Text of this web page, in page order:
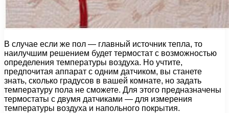
В случае если же пол — главный источник тепла, то
наилучшим решением будет термостат с возможностью
определения температуры воздуха. Но учтите,
предпочитая аппарат с одним датчиком, вы станете
знать, сколько градусов в вашей комнате, но задать
температуру пола не сможете. Для этого предназначены
термостаты с двумя датчиками — для измерения
температуры воздуха и напольного покрытия.